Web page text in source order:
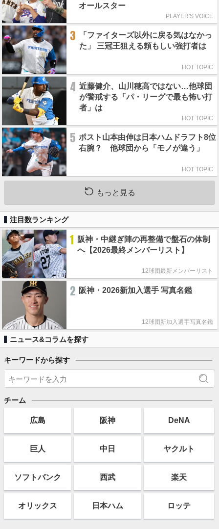
オールスター
PLAYER'S VOICE
3
「ファイターズ以外に戻る気はなかっ
た」 三冠王狙える頼もしい強打者は
HOT TOPIC
4 近藤健介、山川穂高ではない…他球団
が警戒する「パ・リーグで最も怖い打
者」は
HOT TOPIC
5 ポスト山本由伸は日本ハムドラフト8位
右腕？ 他球団から「モノが違う」
HOT TOPIC
もっと見る
注目数ランキング
1 阪神・中継ぎ陣の再整備で盤石の体制
へ【2026最終メンバーリスト】
12球団最新メンバーリスト
2 阪神・2026新加入選手 写真名鑑
12球団新加入選手写真名鑑
ニュース&コラムを探す
キーワードから探す
チーム
広島 阪神 DeNA
巨人 中日 ヤクルト
ソフトバンク 西武 楽天
オリックス 日本ハム ロッテ